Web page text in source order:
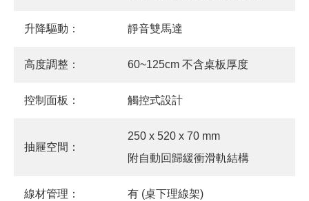
升降驅動： 靜音雙馬達
高度調整： 60~125cm 不含桌板厚度
控制面板： 觸控式設計
抽屜空間：
250 x 520 x 70 mm
附自動回歸緩衝滑軌結構
線材管理： 有 (桌下理線架)